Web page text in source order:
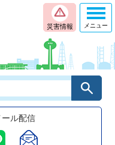
災害情報
ル配信
メニュー